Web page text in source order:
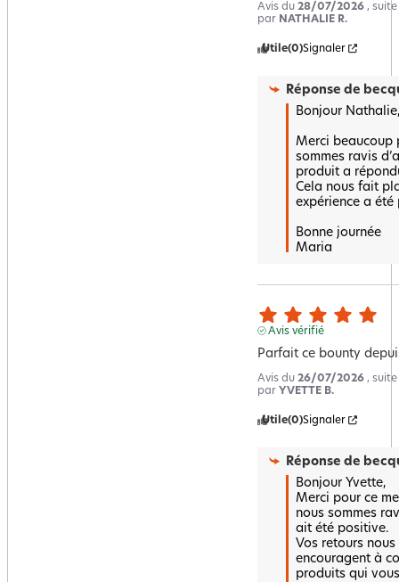
Avis du 28/07/2026 ,
par NATHALIE R.
Utile(0)Signaler
Réponse de
Bonjour Nathalie,
Merci beaucoup
sommes ravis
produit a
Cela nous fait
expérience a été
Bonne journée
Maria
Avis vérifié
Parfait ce bounty
Avis du 26/07/2026 ,
par YVETTE B.
Utile(0)Signaler
Réponse de
Bonjour Yvette,
Merci pour ce
nous sommes
ait été positive.
Vos retours
encouragent à
produits qui